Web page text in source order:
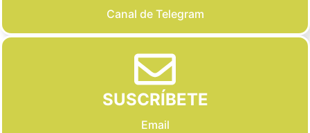
Canal de Telegram
SUSCRÍBETE
Email